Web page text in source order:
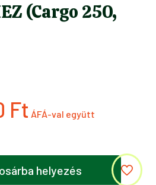
(Cargo 250,
Ft
helyezés